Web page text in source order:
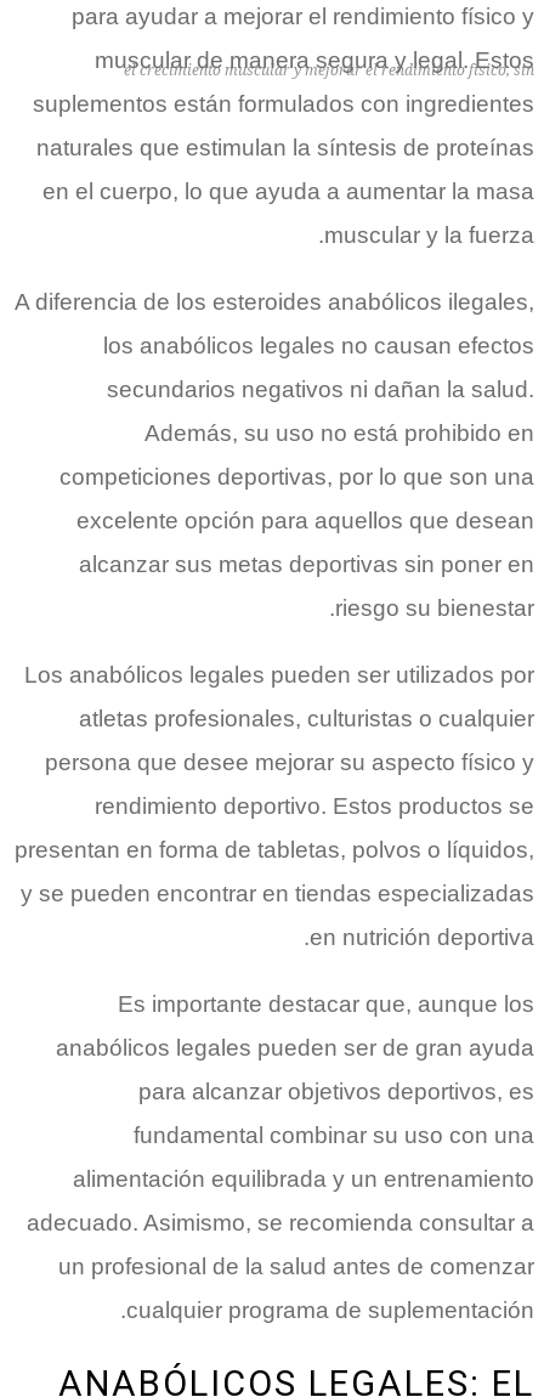
el crecimiento muscular y mejorar el rendimiento físico, sin
para ayudar a mejorar el rendimiento físico y
muscular de manera segura y legal. Estos
suplementos están formulados con ingredientes
naturales que estimulan la síntesis de proteínas
en el cuerpo, lo que ayuda a aumentar la masa
muscular y la fuerza.
A diferencia de los esteroides anabólicos ilegales,
los anabólicos legales no causan efectos
secundarios negativos ni dañan la salud.
Además, su uso no está prohibido en
competiciones deportivas, por lo que son una
excelente opción para aquellos que desean
alcanzar sus metas deportivas sin poner en
riesgo su bienestar.
Los anabólicos legales pueden ser utilizados por
atletas profesionales, culturistas o cualquier
persona que desee mejorar su aspecto físico y
rendimiento deportivo. Estos productos se
presentan en forma de tabletas, polvos o líquidos,
y se pueden encontrar en tiendas especializadas
en nutrición deportiva.
Es importante destacar que, aunque los
anabólicos legales pueden ser de gran ayuda
para alcanzar objetivos deportivos, es
fundamental combinar su uso con una
alimentación equilibrada y un entrenamiento
adecuado. Asimismo, se recomienda consultar a
un profesional de la salud antes de comenzar
cualquier programa de suplementación.
ANABÓLICOS LEGALES: EL